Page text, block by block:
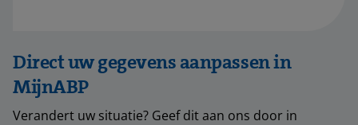
Direct uw gegevens aanpassen in
MijnABP
Verandert uw situatie? Geef dit aan ons door in